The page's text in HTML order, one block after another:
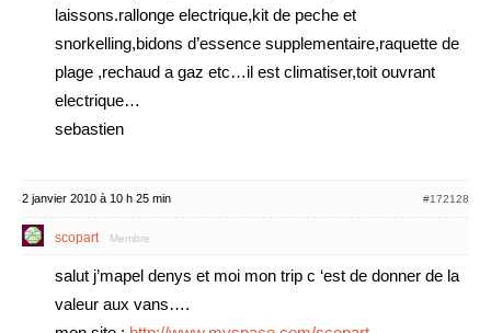
laissons.rallonge electrique,kit de peche et
snorkelling,bidons d’essence supplementaire,raquette de
plage ,rechaud a gaz etc…il est climatiser,toit ouvrant
electrique…
sebastien
2 janvier 2010 à 10 h 25 min #172128
scopart Membre
salut j’mapel denys et moi mon trip c ‘est de donner de la
valeur aux vans….